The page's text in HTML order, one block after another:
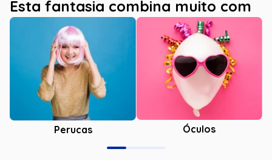
Esta fantasia combina muito com
Perucas Óculos